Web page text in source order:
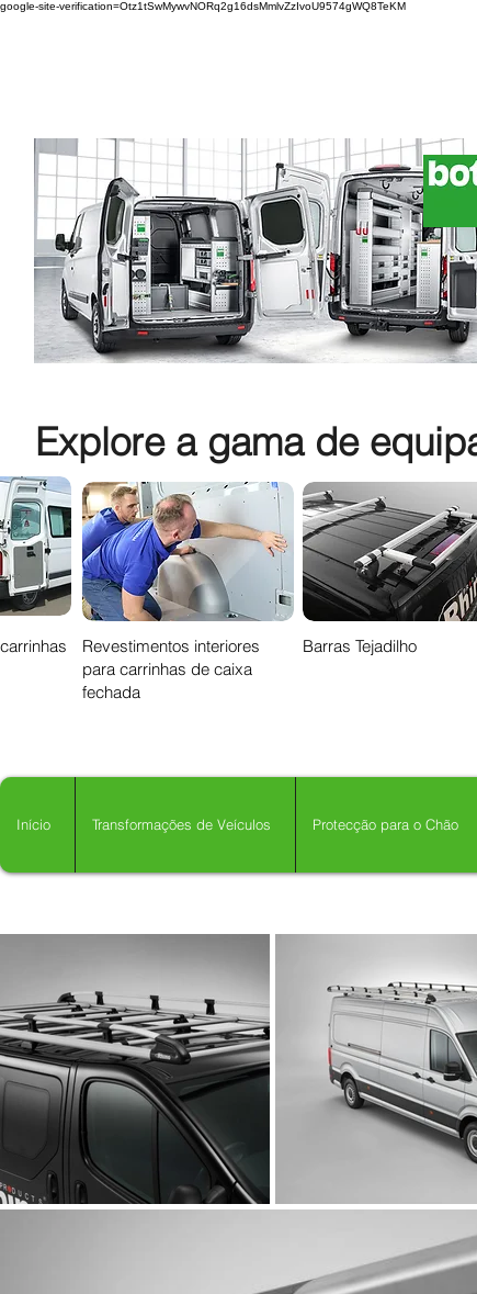
google-site-verification=Otz1tSwMywvNORq2g16dsMmlvZzIvoU9574gWQ8TeKM
Explore a gama de
Revestimentos interiores
para carrinhas de caixa
fechada
Barras Tejadilho
Início Transformações de Veículos Protecção para o Chão